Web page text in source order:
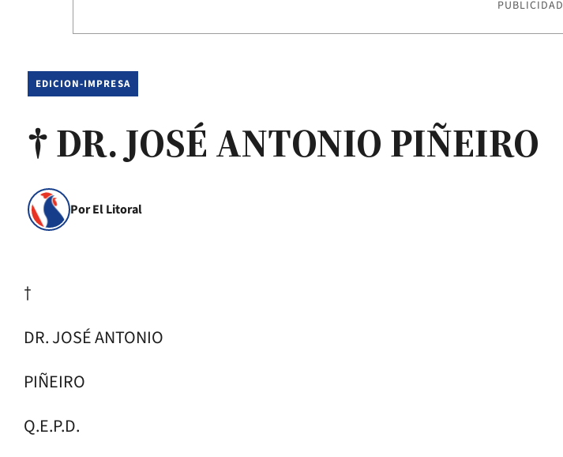
PUBLICIDAD
EDICION-IMPRESA
† DR. JOSÉ ANTONIO PIÑEIRO
Por El Litoral
†
DR. JOSÉ ANTONIO
PIÑEIRO
Q.E.P.D.